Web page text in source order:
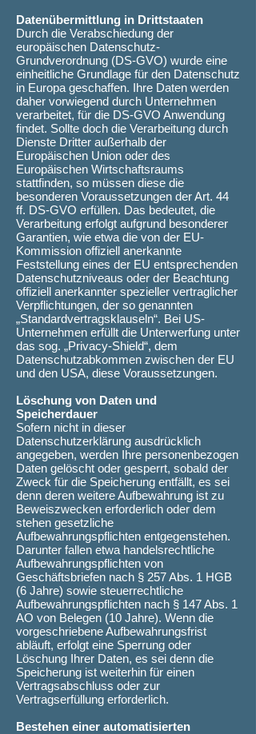
Datenübermittlung in Drittstaaten
Durch die Verabschiedung der
europäischen Datenschutz-
Grundverordnung (DS-GVO) wurde eine
einheitliche Grundlage für den Datenschutz
in Europa geschaffen. Ihre Daten werden
daher vorwiegend durch Unternehmen
verarbeitet, für die DS-GVO Anwendung
findet. Sollte doch die Verarbeitung durch
Dienste Dritter außerhalb der
Europäischen Union oder des
Europäischen Wirtschaftsraums
stattfinden, so müssen diese die
besonderen Voraussetzungen der Art. 44
ff. DS-GVO erfüllen. Das bedeutet, die
Verarbeitung erfolgt aufgrund besonderer
Garantien, wie etwa die von der EU-
Kommission offiziell anerkannte
Feststellung eines der EU entsprechenden
Datenschutzniveaus oder der Beachtung
offiziell anerkannter spezieller vertraglicher
Verpflichtungen, der so genannten
„Standardvertragsklauseln“. Bei US-
Unternehmen erfüllt die Unterwerfung unter
das sog. „Privacy-Shield“, dem
Datenschutzabkommen zwischen der EU
und den USA, diese Voraussetzungen.
Löschung von Daten und
Speicherdauer
Sofern nicht in dieser
Datenschutzerklärung ausdrücklich
angegeben, werden Ihre personenbezogen
Daten gelöscht oder gesperrt, sobald der
Zweck für die Speicherung entfällt, es sei
denn deren weitere Aufbewahrung ist zu
Beweiszwecken erforderlich oder dem
stehen gesetzliche
Aufbewahrungspflichten entgegenstehen.
Darunter fallen etwa handelsrechtliche
Aufbewahrungspflichten von
Geschäftsbriefen nach § 257 Abs. 1 HGB
(6 Jahre) sowie steuerrechtliche
Aufbewahrungspflichten nach § 147 Abs. 1
AO von Belegen (10 Jahre). Wenn die
vorgeschriebene Aufbewahrungsfrist
abläuft, erfolgt eine Sperrung oder
Löschung Ihrer Daten, es sei denn die
Speicherung ist weiterhin für einen
Vertragsabschluss oder zur
Vertragserfüllung erforderlich.
Bestehen einer automatisierten